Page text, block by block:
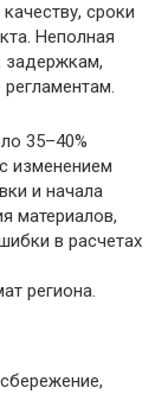
сроки
Неполная
задержкам,
35–40%
изменением
и начала
материалов,
в расчетах
региона.